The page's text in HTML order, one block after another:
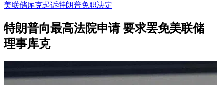
美联储库克起诉特朗普免职决定
特朗普向最高法院申请 要求罢免美联储
理事库克